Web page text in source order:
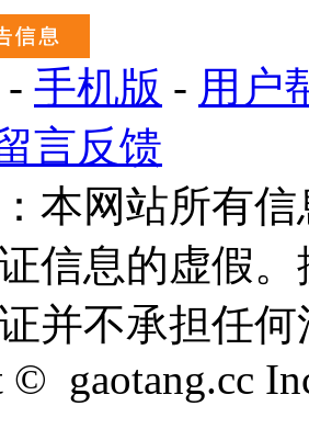
- 手机版 - 用户
言反馈
本网站所有
信息的虚假
并不承担任
© gaotang.cc